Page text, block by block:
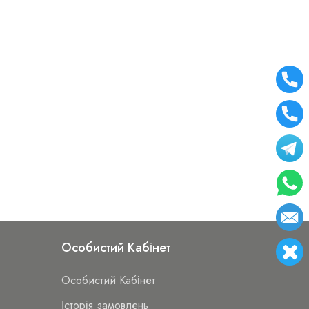
Особистий Кабінет
Особистий Кабінет
Історія замовлень